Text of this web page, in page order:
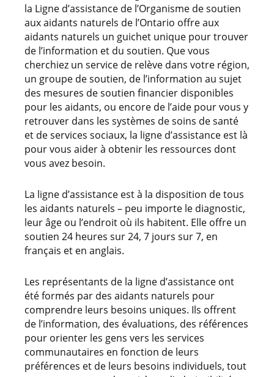
la Ligne d’assistance de l’Organisme de soutien
aux aidants naturels de l’Ontario offre aux
aidants naturels un guichet unique pour trouver
de l’information et du soutien. Que vous
cherchiez un service de relève dans votre région,
un groupe de soutien, de l’information au sujet
des mesures de soutien financier disponibles
pour les aidants, ou encore de l’aide pour vous y
retrouver dans les systèmes de soins de santé
et de services sociaux, la ligne d’assistance est là
pour vous aider à obtenir les ressources dont
vous avez besoin.
La ligne d’assistance est à la disposition de tous
les aidants naturels – peu importe le diagnostic,
leur âge ou l’endroit où ils habitent. Elle offre un
soutien 24 heures sur 24, 7 jours sur 7, en
français et en anglais.
Les représentants de la ligne d’assistance ont
été formés par des aidants naturels pour
comprendre leurs besoins uniques. Ils offrent
de l’information, des évaluations, des références
pour orienter les gens vers les services
communautaires en fonction de leurs
préférences et de leurs besoins individuels, tout